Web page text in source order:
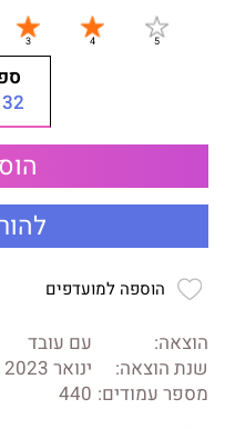
32 ₪
הוספה למועדפים
הוצאה:
עם עובד
שנת הוצאה:
ינואר 2023
מספר עמודים: 440